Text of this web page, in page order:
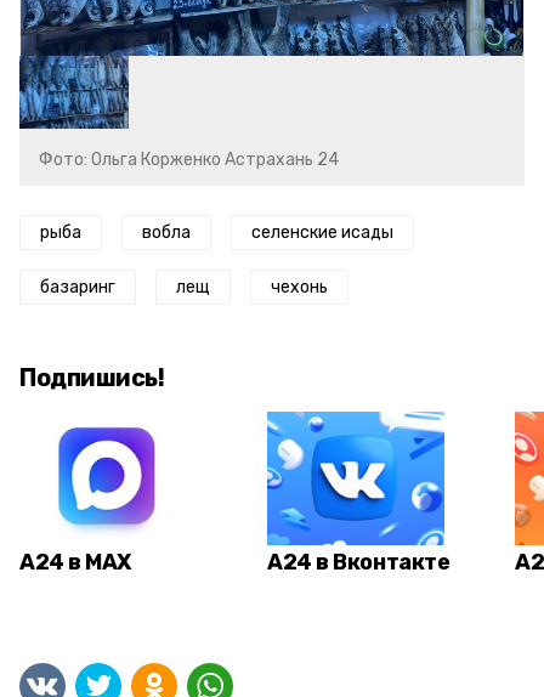
Фото: Ольга Корженко Астрахань 24
рыба вобла селенские исады
базаринг лещ чехонь
Подпишись!
А24 в MAX А24 в Вконтакте